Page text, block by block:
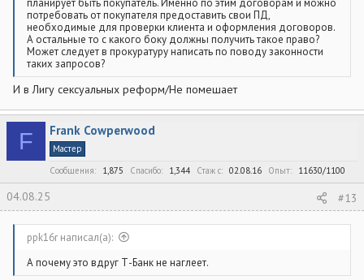
планирует быть покупатель. Именно по этим договорам и можно
потребовать от покупателя предоставить свои ПД,
необходимые для проверки клиента и оформления договоров.
А остальные то с какого боку должны получить такое право?
Может следует в прокуратуру написать по поводу законности
таких запросов?
И в Лигу сексуальных реформ/Не помешает
F Frank Cowperwood
Мастер
Сообщения
1,875 Спасибо 1,344 Стаж c 02.08.16 Опыт 11630/1100
04.08.25 #13
ppk16r написал(а):
А почему это вдруг Т-Банк не наглеет.